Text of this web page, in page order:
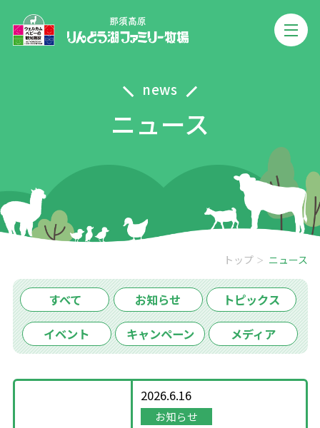
news
ニュース
トップ ニュース
すべて お知らせ トピックス
イベント キャンペーン メディア
2026.6.16
お知らせ